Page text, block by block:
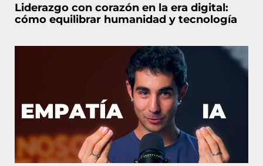
Liderazgo con corazón en la era digital:
cómo equilibrar humanidad y tecnología